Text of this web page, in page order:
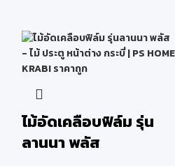
ไม้อัดเคลือบฟิล์ม รุ่น
ลานนา พลัส